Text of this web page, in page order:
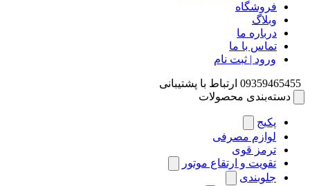
فروشگاه
وبلاگ
درباره ما
تماس با ما
ورود | ثبت نام
09359465455 ارتباط با پشتیبانی
دسته‌بندی محصولات
پکیج
لوازم مصرفی
ترمز قوی
تقویت و ارتقاع موتور
جلوبندی